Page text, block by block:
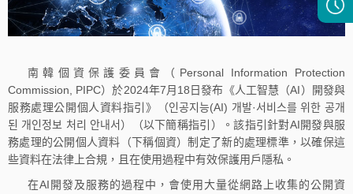
南韓個資保護委員會（Personal Information Protection
Commission, PIPC）於2024年7月18日發布《人工智慧（AI）開發與
服務處理公開個人資料指引》（인공지능(AI) 개발·서비스를 위한 공개
된 개인정보 처리 안내서）（以下簡稱指引）。該指引針對AI開發與服
務處理的公開個人資料（下稱個資）制定了新的處理標準，以確保這
些資料在法律上合規，且在使用過程中有效保護用戶隱私。
在AI開發及服務的過程中，會使用大量從網路上收集的公開資